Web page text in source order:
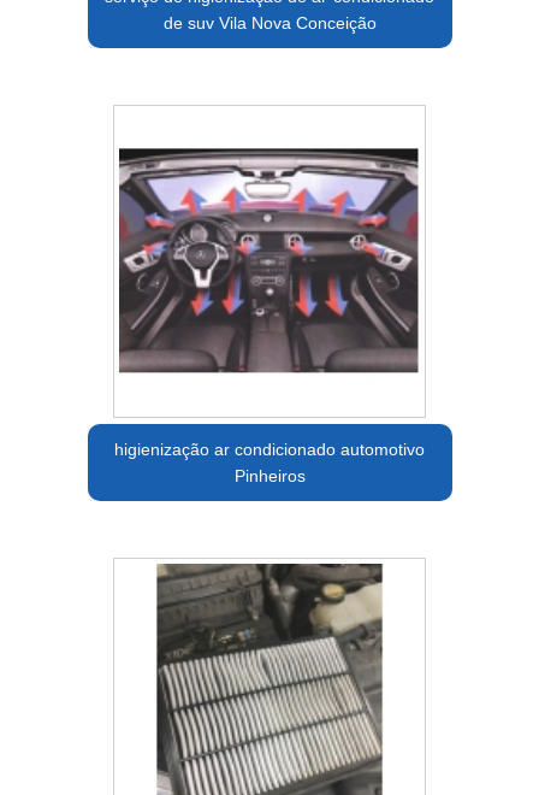
de suv Vila Nova Conceição
higienização ar condicionado automotivo
Pinheiros